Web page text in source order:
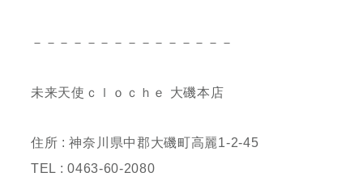
－－－－－－－－－－－－－－－
未来天使ｃｌｏｃｈｅ 大磯本店
住所 : 神奈川県中郡大磯町高麗1-2-45
TEL : 0463-60-2080